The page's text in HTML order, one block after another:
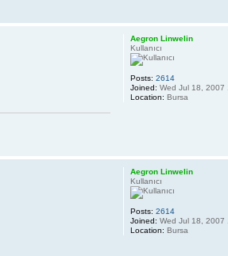
Aegron Linwelin
Kullanıcı
Posts: 2614
Joined: Wed Jul 18, 2007
Location: Bursa
Aegron Linwelin
Kullanıcı
Posts: 2614
Joined: Wed Jul 18, 2007
Location: Bursa